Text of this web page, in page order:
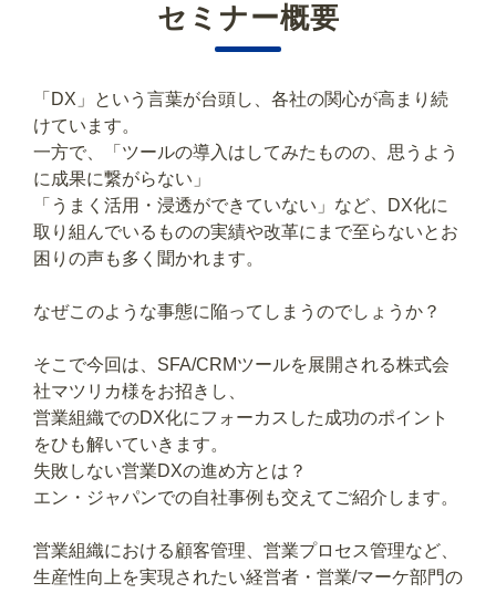
セミナー概要
「DX」という言葉が台頭し、各社の関心が高まり続
けています。
一方で、「ツールの導入はしてみたものの、思うよう
に成果に繋がらない」
「うまく活用・浸透ができていない」など、DX化に
取り組んでいるものの実績や改革にまで至らないとお
困りの声も多く聞かれます。
なぜこのような事態に陥ってしまうのでしょうか？
そこで今回は、SFA/CRMツールを展開される株式会
社マツリカ様をお招きし、
営業組織でのDX化にフォーカスした成功のポイント
をひも解いていきます。
失敗しない営業DXの進め方とは？
エン・ジャパンでの自社事例も交えてご紹介します。
営業組織における顧客管理、営業プロセス管理など、
生産性向上を実現されたい経営者・営業/マーケ部門の